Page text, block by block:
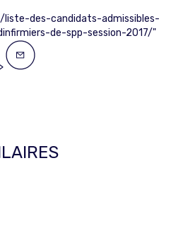
des-candidats-admissibles-
de-spp-session-2017/"